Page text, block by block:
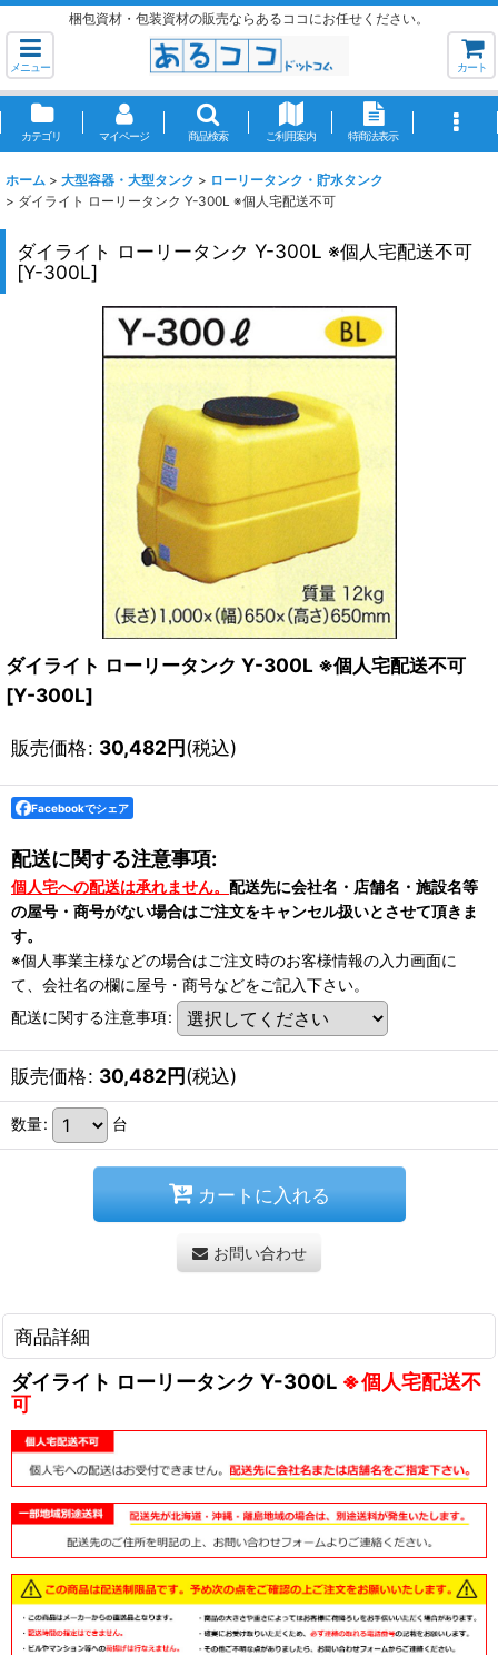
梱包資材・包装資材の販売ならあるココにお任せください。
メニュー カート
カテゴリ マイページ 商品検索 ご利用案内 特商法表示
ホーム > 大型容器・大型タンク > ローリータンク・貯水タンク
> ダイライト ローリータンク Y-300L ※個人宅配送不可
ダイライト ローリータンク Y-300L ※個人宅配送不可
[Y-300L]
ダイライト ローリータンク Y-300L ※個人宅配送不可
[Y-300L]
販売価格: 30,482円(税込)
Facebookでシェア
配送に関する注意事項:
個人宅への配送は承れません。 配送先に会社名・店舗名・施設名等
の屋号・商号がない場合はご注文をキャンセル扱いとさせて頂きま
す。
※個人事業主様などの場合はご注文時のお客様情報の入力画面に
て、会社名の欄に屋号・商号などをご記入下さい。
配送に関する注意事項:
販売価格: 30,482円(税込)
数量: 台
カートに入れる
お問い合わせ
商品詳細
ダイライト ローリータンク Y-300L ※個人宅配送不
可